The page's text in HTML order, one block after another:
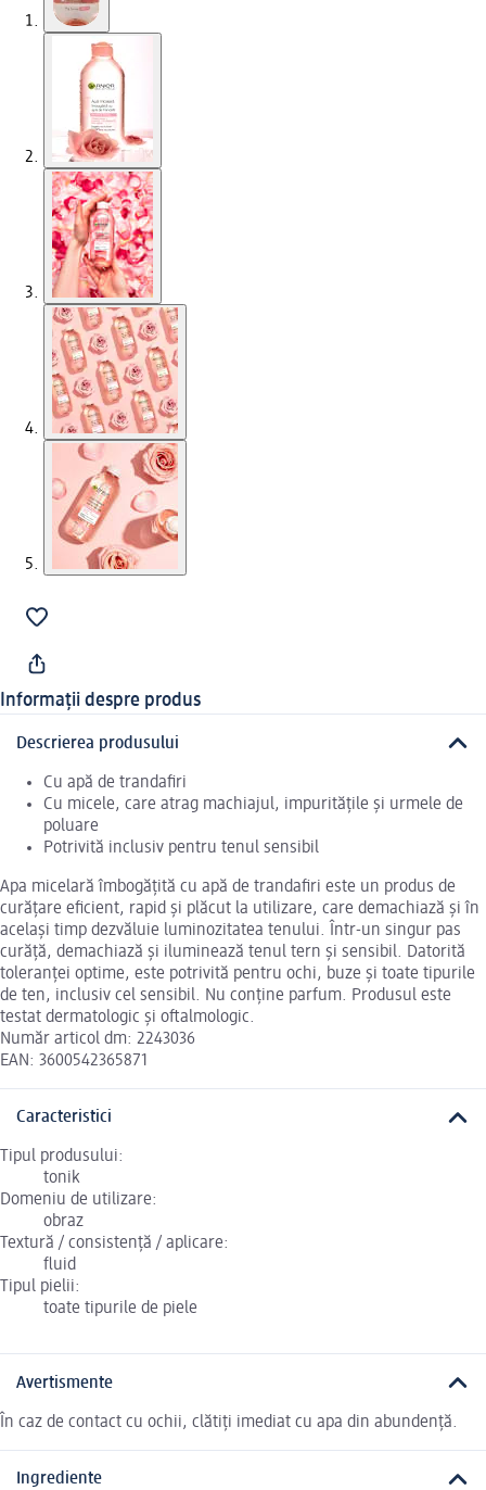
Informații despre produs
Descrierea produsului
Cu apă de trandafiri
Cu micele, care atrag machiajul, impuritățile și urmele de
poluare
Potrivită inclusiv pentru tenul sensibil
Apa micelară îmbogățită cu apă de trandafiri este un produs de
curățare eficient, rapid și plăcut la utilizare, care demachiază și în
același timp dezvăluie luminozitatea tenului. Într-un singur pas
curăță, demachiază și iluminează tenul tern și sensibil. Datorită
toleranței optime, este potrivită pentru ochi, buze și toate tipurile
de ten, inclusiv cel sensibil. Nu conține parfum. Produsul este
testat dermatologic și oftalmologic.
Număr articol dm: 2243036
EAN: 3600542365871
Caracteristici
Tipul produsului:
tonik
Domeniu de utilizare:
obraz
Textură / consistență / aplicare:
fluid
Tipul pielii:
toate tipurile de piele
Avertismente
În caz de contact cu ochii, clătiți imediat cu apa din abundență.
Ingrediente